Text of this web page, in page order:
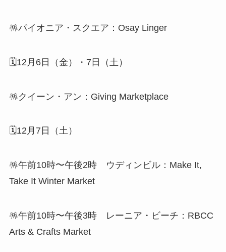
🪅パイオニア・スクエア：Osay Linger
🗓️12月6日（金）・7日（土）
🪅クイーン・アン：Giving Marketplace
🗓️12月7日（土）
🪅午前10時〜午後2時 ウディンビル：Make It,
Take It Winter Market
🪅午前10時〜午後3時 レーニア・ビーチ：RBCC
Arts & Crafts Market